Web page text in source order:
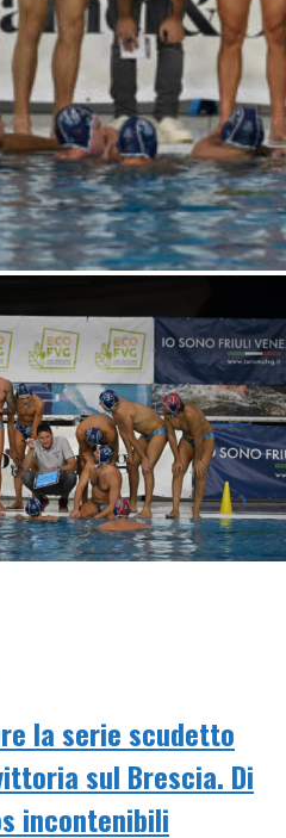
la serie scudetto
sul Brescia. Di
incontenibili